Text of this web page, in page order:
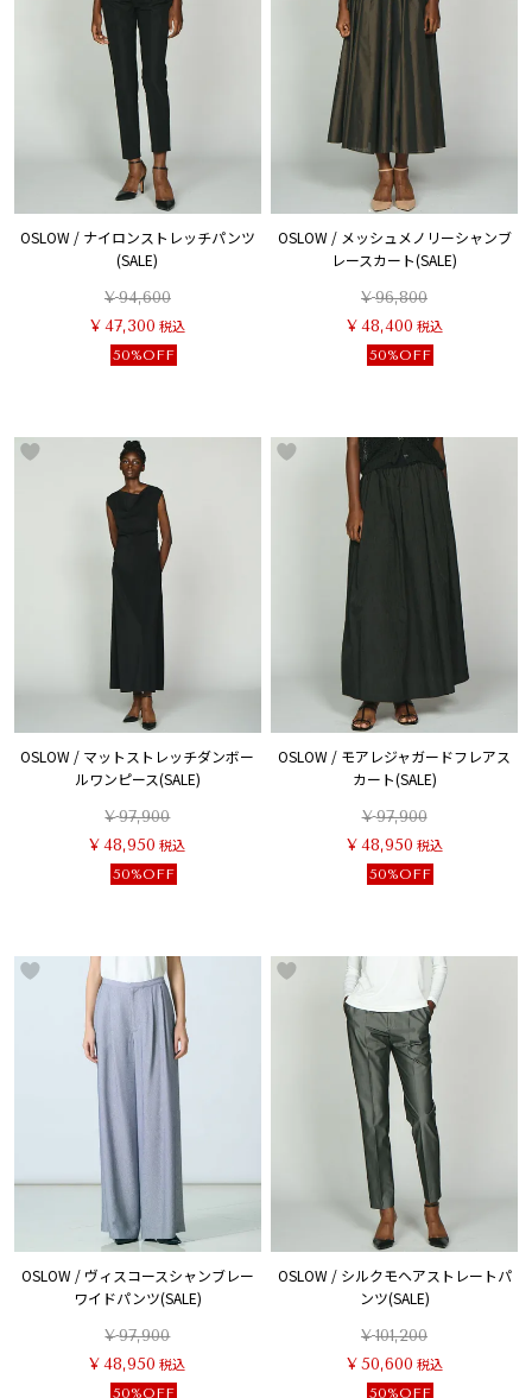
OSLOW / ナイロンストレッチパンツ
(SALE)
¥94,600
¥47,300 税込
50%OFF
OSLOW / メッシュメノリーシャンブ
レースカート(SALE)
¥96,800
¥ 48,400 税込
50%OFF
OSLOW / マットストレッチダンボー
ルワンピース(SALE)
¥97,900
¥ 48,950 税込
50%OFF
OSLOW / モアレジャガードフレアス
カート(SALE)
¥97,900
¥ 48,950 税込
50%OFF
OSLOW / ヴィスコースシャンブレー
ワイドパンツ(SALE)
¥97,900
¥ 48,950 税込
50%OFF
OSLOW / シルクモヘアストレートパ
ンツ(SALE)
¥101,200
¥ 50,600 税込
50%OFF